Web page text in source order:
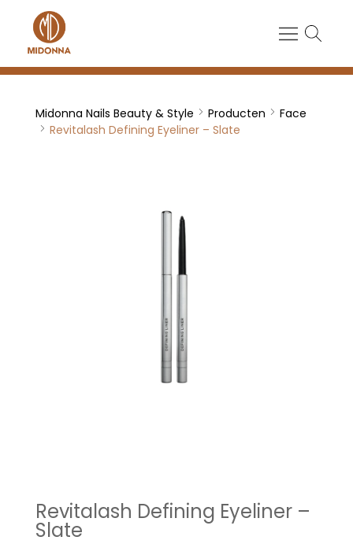
Midonna Nails Beauty & Style Producten
Face
Revitalash Defining Eyeliner – Slate
Revitalash Defining Eyeliner –
Slate